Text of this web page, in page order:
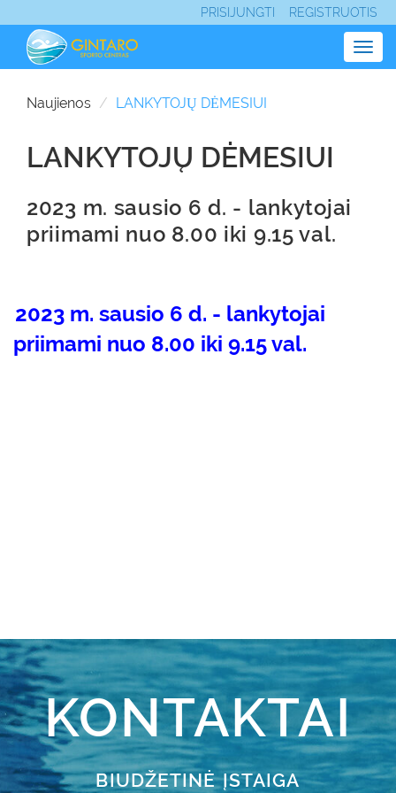
PRISIJUNGTI REGISTRUOTIS
Naujienos LANKYTOJŲ DĖMESIUI
LANKYTOJŲ DĖMESIUI
2023 m. sausio 6 d. - lankytojai
priimami nuo 8.00 iki 9.15 val.
2023 m. sausio 6 d. - lankytojai
priimami nuo 8.00 iki 9.15 val.
KONTAKTAI
BIUDŽETINĖ ĮSTAIGA